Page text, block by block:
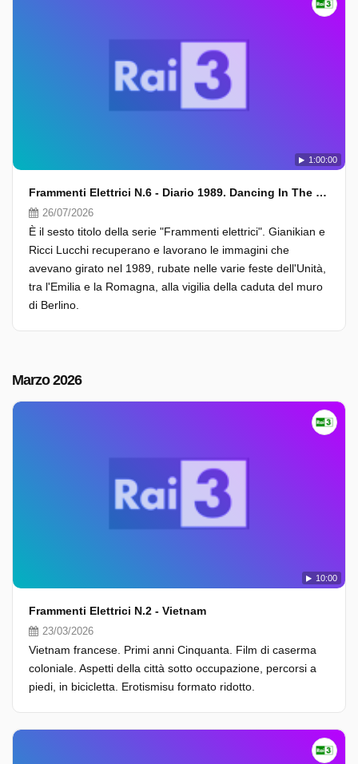
1:00:00
Frammenti Elettrici N.6 - Diario 1989. Dancing In The Dark
26/07/2026
È il sesto titolo della serie "Frammenti elettrici". Gianikian e
Ricci Lucchi recuperano e lavorano le immagini che
avevano girato nel 1989, rubate nelle varie feste dell'Unità,
tra l'Emilia e la Romagna, alla vigilia della caduta del muro
di Berlino.
Marzo 2026
10:00
Frammenti Elettrici N.2 - Vietnam
23/03/2026
Vietnam francese. Primi anni Cinquanta. Film di caserma
coloniale. Aspetti della città sotto occupazione, percorsi a
piedi, in bicicletta. Erotismisu formato ridotto.